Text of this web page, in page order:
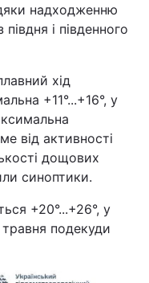
надходженню
і південного
хід
+11°...+16°, у
від активності
дощових
синоптики.
+20°...+26°, у
травня подекуди